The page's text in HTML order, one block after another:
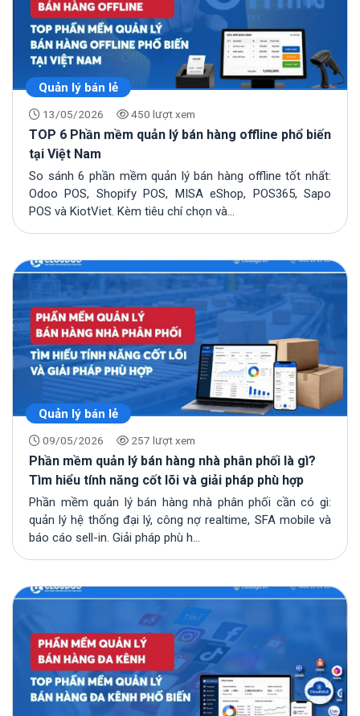
Growth On Zalo 2026 khép lại: CloudGO
đồng hành trong vai trò Nhà tài trợ Bạc
28/07/2026
CloudGO đồng hành cùng Growth On Zalo
2026 với vai trò Nhà tài trợ Bạc
17/07/2026
Quản lý bán lẻ
13/05/2026 450 lượt xem
TOP 6 Phần mềm quản lý bán hàng offline phổ biến
tại Việt Nam
So sánh 6 phần mềm quản lý bán hàng offline tốt nhất:
Odoo POS, Shopify POS, MISA eShop, POS365, Sapo
POS và KiotViet. Kèm tiêu chí chọn và...
Quản lý bán lẻ
09/05/2026 257 lượt xem
Phần mềm quản lý bán hàng nhà phân phối là gì?
Tìm hiểu tính năng cốt lõi và giải pháp phù hợp
Phần mềm quản lý bán hàng nhà phân phối cần có gì:
quản lý hệ thống đại lý, công nợ realtime, SFA mobile và
báo cáo sell-in. Giải pháp phù h...